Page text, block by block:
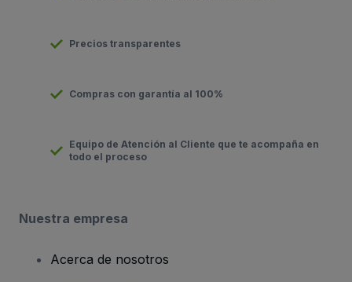
Precios transparentes
Compras con garantía al 100%
Equipo de Atención al Cliente que te acompaña en
todo el proceso
Nuestra empresa
Acerca de nosotros